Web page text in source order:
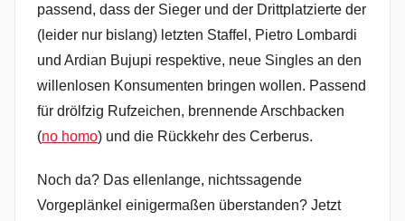
passend, dass der Sieger und der Drittplatzierte der
(leider nur bislang) letzten Staffel, Pietro Lombardi
und Ardian Bujupi respektive, neue Singles an den
willenlosen Konsumenten bringen wollen. Passend
für drölfzig Rufzeichen, brennende Arschbacken
(no homo) und die Rückkehr des Cerberus.
Noch da? Das ellenlange, nichtssagende
Vorgeplänkel einigermaßen überstanden? Jetzt